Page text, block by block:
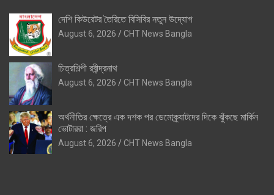
দেশি কিউরেটর তৈরিতে বিসিবির নতুন উদ্যোগ
August 6, 2026 CHT News Bangla
চিত্রশিল্পী রবীন্দ্রনাথ
August 6, 2026 CHT News Bangla
অর্থনীতির ক্ষেত্রে এক দশক পর ডেমোক্র্যাটদের দিকে ঝুঁকছে মার্কিন
ভোটাররা : জরিপ
August 6, 2026 CHT News Bangla